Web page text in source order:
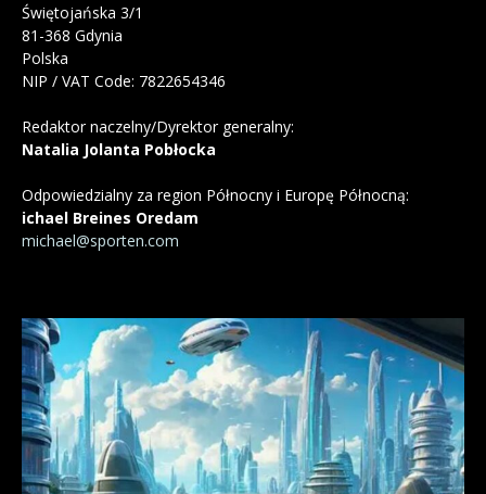
Świętojańska 3/1
81-368 Gdynia
Polska
NIP / VAT Code: 7822654346
Redaktor naczelny/Dyrektor generalny:
Natalia Jolanta Pobłocka
Odpowiedzialny za region Północny i Europę Północną:
ichael Breines Oredam
michael@sporten.com